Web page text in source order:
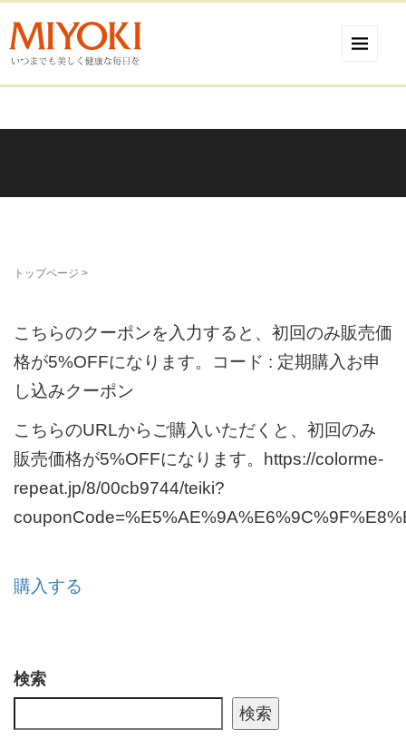
トップページ >
こちらのクーポンを入力すると、初回のみ販売価
格が5%OFFになります。コード : 定期購入お申
し込みクーポン
こちらのURLからご購入いただくと、初回のみ
販売価格が5%OFFになります。https://colorme-
repeat.jp/8/00cb9744/teiki?
購入する
検索
検索